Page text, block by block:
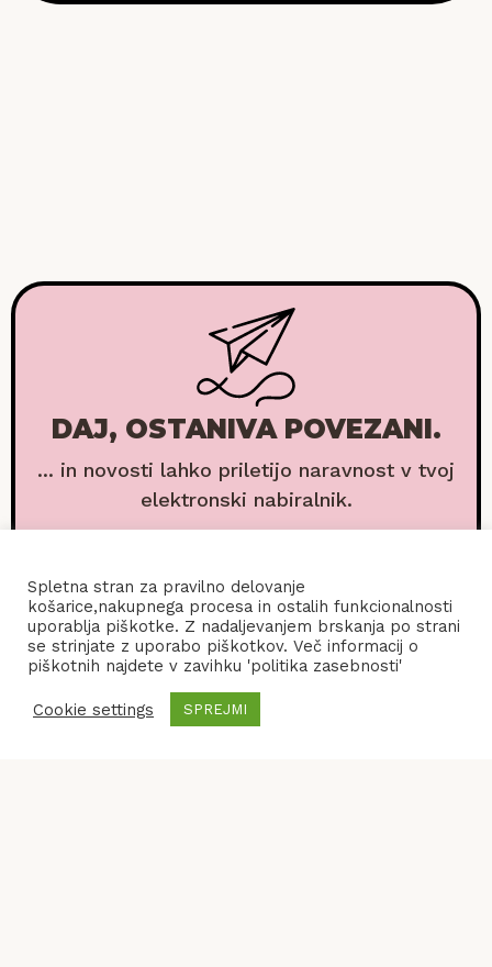
DAJ, OSTANIVA POVEZANI.
... in novosti lahko priletijo naravnost v tvoj
elektronski nabiralnik.
Spletna stran za pravilno delovanje
košarice,nakupnega procesa in ostalih funkcionalnosti
uporablja piškotke. Z nadaljevanjem brskanja po strani
se strinjate z uporabo piškotkov. Več informacij o
piškotnih najdete v zavihku 'politika zasebnosti'
Cookie settings SPREJMI